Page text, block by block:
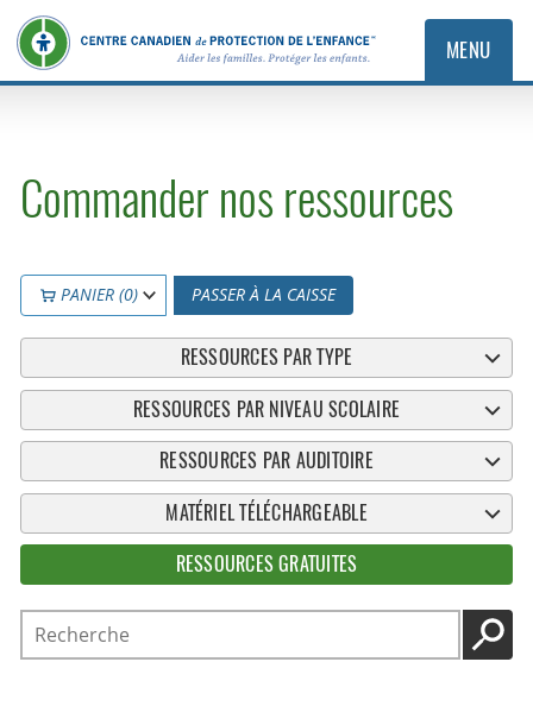
MENU
Commander nos ressources
PANIER (0) PASSER À LA CAISSE
RESSOURCES PAR TYPE
RESSOURCES PAR NIVEAU SCOLAIRE
RESSOURCES PAR AUDITOIRE
MATÉRIEL TÉLÉCHARGEABLE
RESSOURCES GRATUITES
Recherche